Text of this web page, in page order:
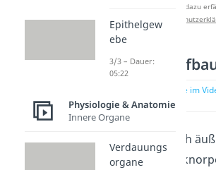
zu verbessern. Mehr dazu
Außenohr
zur Stelle im
(00:57)
Im
(auch
befinden sich die
Epithelgew
ebe
3/3 – Dauer:
05:22
Physiologie & Anatomie
Innere Organe
Verdauungs
organe